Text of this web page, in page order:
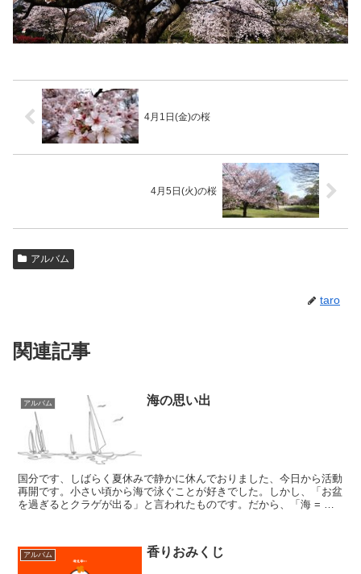
4月1日(金)の桜
4月5日(火)の桜
アルバム
taro
関連記事
アルバム 海の思い出
国分です、しばらく夏休みで静かに休んでおりました、今日から活動
再開です。小さい頃から海で泳ぐことが好きでした。しかし、「お盆
を過ぎるとクラゲが出る」と言われたものです。だから、「海 = 泳
アルバム 香りおみくじ